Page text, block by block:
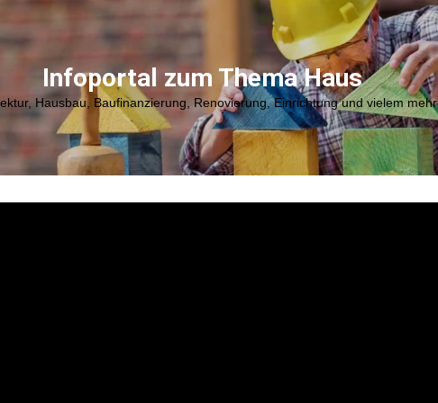
Infoportal zum Thema Haus
Hausbau, Baufinanzierung, Renovierung, Einrichtung und vielem mehr